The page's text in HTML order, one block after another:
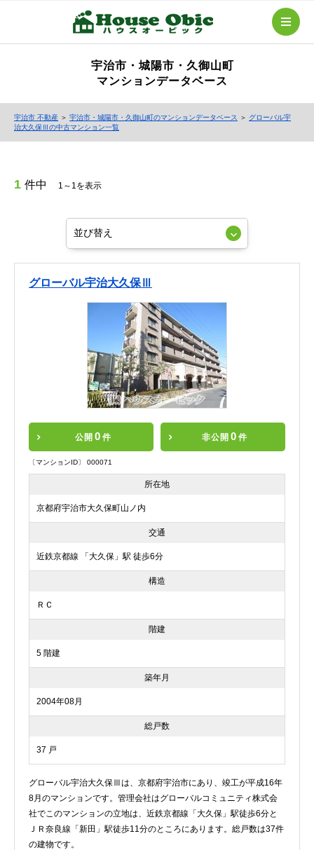
宇治市・城陽市・久御山町
マンションデータベース
宇治市 不動産 ＞ 宇治市・城陽市・久御山町のマンションデータベース ＞ グローバル宇
治大久保Ⅲの中古マンション一覧
1 件中 1～1を表示
グローバル宇治大久保Ⅲ
公開 0 件 非公開 0 件
〔マンションID〕 000071
所在地
京都府宇治市大久保町山ノ内
交通
近鉄京都線 「大久保」駅 徒歩6分
構造
ＲＣ
階建
5 階建
築年月
2004年08月
総戸数
37 戸
グローバル宇治大久保Ⅲは、京都府宇治市にあり、竣工が平成16年
8月のマンションです。管理会社はグローバルコミュニティ株式会
社でこのマンションの立地は、近鉄京都線「大久保」駅徒歩6分と
ＪＲ奈良線「新田」駅徒歩11分のところにあります。総戸数は37件
の建物です。